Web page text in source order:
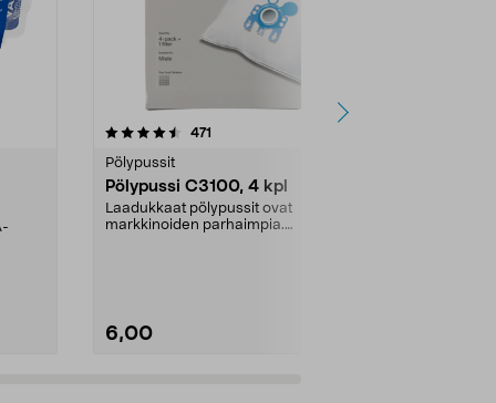
471
Pölypussit
Pölypussi C3100, 4 kpl
Laadukkaat pölypussit ovat
markkinoiden parhaimpia.
6,00
4.5viidestä